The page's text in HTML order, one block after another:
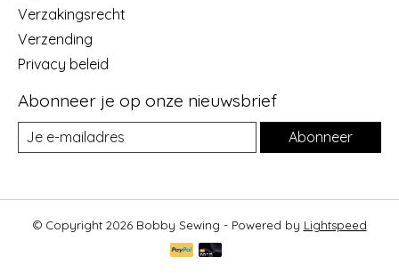
Verzakingsrecht
Verzending
Privacy beleid
Abonneer je op onze nieuwsbrief
Abonneer
© Copyright 2026 Bobby Sewing - Powered by Lightspeed